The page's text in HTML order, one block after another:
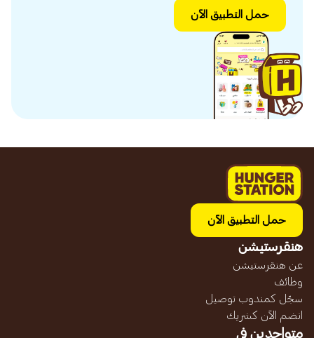
حمل التطبيق الآن
حمل التطبيق الآن
هنقرستيشن
عن هنقرستيشن
وظائف
سجّل كمندوب توصيل
انضم الآن كشريك
متواجدين في